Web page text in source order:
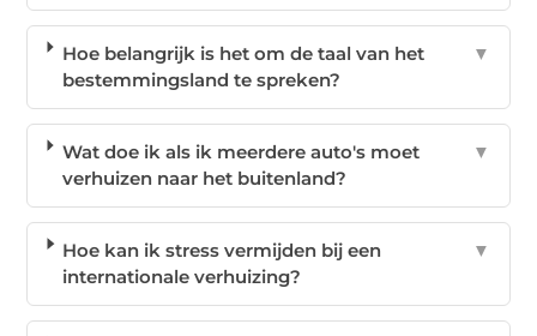
Hoe belangrijk is het om de taal van het
bestemmingsland te spreken?
▼
Wat doe ik als ik meerdere auto's moet
verhuizen naar het buitenland?
▼
Hoe kan ik stress vermijden bij een
internationale verhuizing?
▼